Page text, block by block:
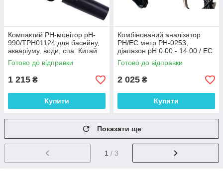
Компактий PH-монітор pH-
990/TPH01124 для басейну,
акваріуму, води, спа. Китай
Готово до відправки
1 215 ₴
Купити
Комбінований аналізатор
PH/EC метр PH-0253,
діапазон pH 0.00 - 14.00 / EC
0.00 - 19.99 мСм/см
Готово до відправки
2 025 ₴
Купити
Показати ще
1 / 3